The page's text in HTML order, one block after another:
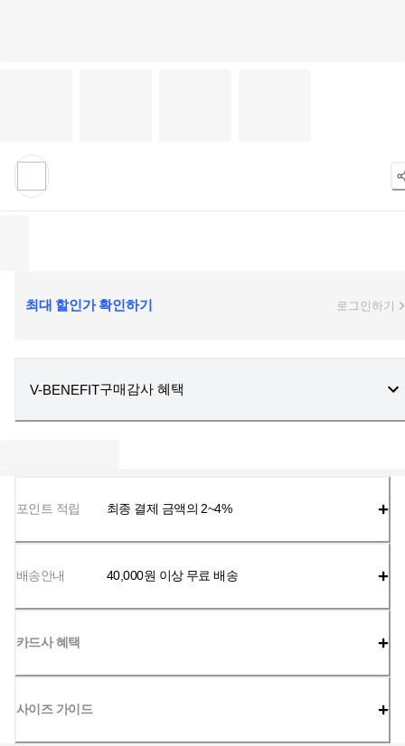
최대 할인가 확인하기 로그인하기
V-BENEFIT구매감사 혜택
포인트 적립 최종 결제 금액의 2~4%
배송안내 40,000원 이상 무료 배송
카드사 혜택
사이즈 가이드